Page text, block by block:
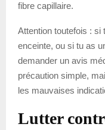
fibre capillaire.
Attention toutefois : si
enceinte, ou si tu as
demander un avis
précaution simple,
les mauvaises
Lutter